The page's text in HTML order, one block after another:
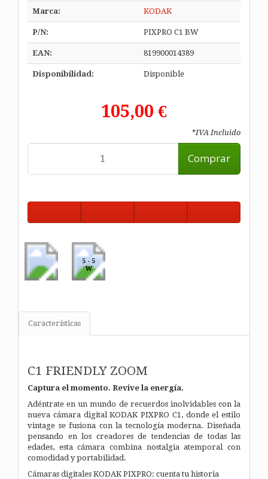
Marca: KODAK
P/N: PIXPRO C1 BW
EAN: 819900014389
Disponibilidad: Disponible
105,00 €
*IVA Incluido
Comprar
5 - 5
W
Características
C1 FRIENDLY ZOOM
Captura el momento. Revive la energía.
Adéntrate en un mundo de recuerdos inolvidables con la
nueva cámara digital KODAK PIXPRO C1, donde el estilo
vintage se fusiona con la tecnología moderna. Diseñada
pensando en los creadores de tendencias de todas las
edades, esta cámara combina nostalgia atemporal con
comodidad y portabilidad.
Cámaras digitales KODAK PIXPRO: cuenta tu historia